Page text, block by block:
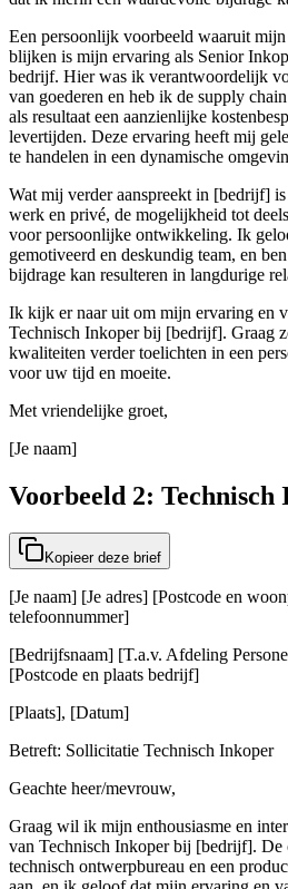
Een persoonlijk voorbeeld waaruit
blijken is mijn ervaring als Senior
bedrijf. Hier was ik verantwoordelijk
van goederen en heb ik de supply
als resultaat een aanzienlijke
levertijden. Deze ervaring heeft mij
te handelen in een dynamische
Wat mij verder aanspreekt in [bedrijf] is
werk en privé, de mogelijkheid tot
voor persoonlijke ontwikkeling. Ik
gemotiveerd en deskundig team, en
bijdrage kan resulteren in langdurige
Ik kijk er naar uit om mijn ervaring en
Technisch Inkoper bij [bedrijf]. Graag
kwaliteiten verder toelichten in een
voor uw tijd en moeite.
Met vriendelijke groet,
[Je naam]
Voorbeeld 2: Technisch
Kopieer deze brief
[Je naam] [Je adres] [Postcode en
telefoonnummer]
[Bedrijfsnaam] [T.a.v. Afdeling
[Postcode en plaats bedrijf]
[Plaats], [Datum]
Betreft: Sollicitatie Technisch Inkoper
Geachte heer/mevrouw,
Graag wil ik mijn enthousiasme en
van Technisch Inkoper bij [bedrijf]. De
technisch ontwerpbureau en een